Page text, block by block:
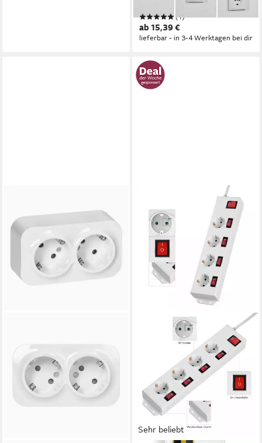
3-teilig, Klemmanschlus
(1)
ab 15,39 €
lieferbar - in 3-4 Werktagen bei dir
Sehr beliebt